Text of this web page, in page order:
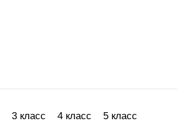
3 класс 4 класс 5 класс